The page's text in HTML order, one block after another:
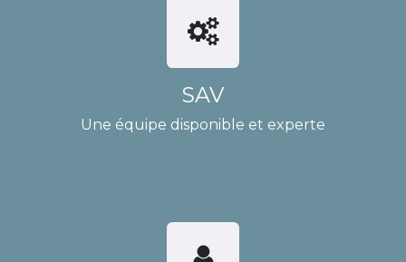
SAV
Une équipe disponible et experte